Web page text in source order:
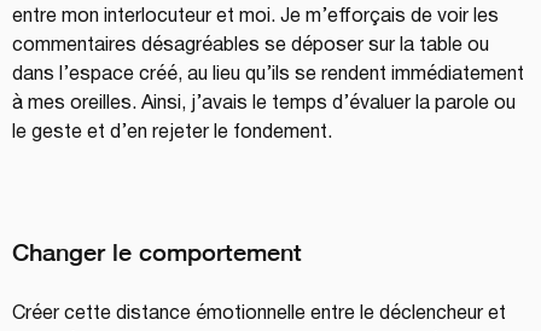
entre mon interlocuteur et moi. Je m’efforçais de voir les
commentaires désagréables se déposer sur la table ou
dans l’espace créé, au lieu qu’ils se rendent immédiatement
à mes oreilles. Ainsi, j’avais le temps d’évaluer la parole ou
le geste et d’en rejeter le fondement.
Changer le comportement
Créer cette distance émotionnelle entre le déclencheur et